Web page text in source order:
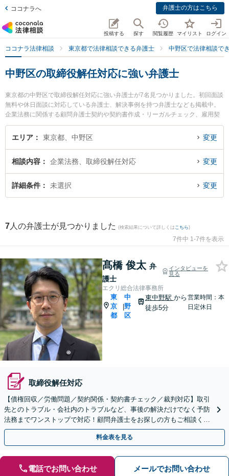
ココナラへ 弁護士の方はこちら
投稿する 探す 閲覧履歴 マイリスト ログイン
ココナラ法律相談 東京都で法律相談できる弁護士 中野区で法律相談で
中野区の取締役解任対応に強い弁護士
東京都の中野区で取締役解任対応に強い弁護士が7名見つかりました。初回面談
無料や休日面談に対応している弁護士、解決事例を持つ弁護士なども掲載中。
企業法務に関係する顧問弁護士契約や契約書作成・リーガルチェック、雇用契
約書・就業規則作成等の細かな分野での絞り込み検索もでき便利です。特にエ
クリ総合法律事務所の髙橋 俊太弁護士や星雄介法律事務所の星 雄介弁護士、ア
トラブルを今すぐに弁護士に相談したい』『取締役解任対応のトラブル解決の
実績豊富な近くの弁護士を検索したい』『初回相談無料で取締役解任対応を法
律相談できる中野区内の弁護士に相談予約したい』などでお困りの相談者さん
エリア 東京都、中野区 変更
相談内容 企業法務、取締役解任対応 変更
詳細条件 未選択 変更
7 人の弁護士が見つかりました (検索結果について詳しくは こちら)
7件中 1-7件を表示
髙橋 俊太 弁
護士
インタビューを
見る
エクリ総合法律事務所
東
京
都
|
中
野
区
東中野駅 から
徒歩5分
営業時間：本
日定休日
取締役解任対応
【債権回収／労働問題／契約関係・契約書チェック／裁判対応】取引
先とのトラブル・会社内のトラブルなど、事後の解決だけでなく予防
法務までワンストップで対応！顧問弁護士をお探しの方もご相談くだ
さい！【顧問経験豊富】【個別案件も対応OK】
料金表を見る
電話でお問い合わせ メールでお問い合わせ